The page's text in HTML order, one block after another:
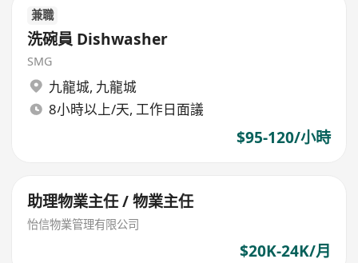
兼職
洗碗員 Dishwasher
SMG
九龍城, 九龍城
8小時以上/天, 工作日面議
$95-120/小時
助理物業主任 / 物業主任
怡信物業管理有限公司
$20K-24K/月